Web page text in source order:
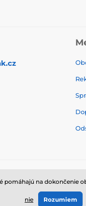
⦁ E-shop
na dokončenie
nie Rozumiem